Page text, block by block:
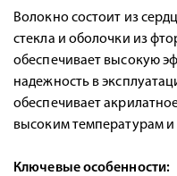
Волокно состоит из
стекла и оболочки из
обеспечивает высокую
надежность в
обеспечивает
высоким температурам
Ключевые особенности: